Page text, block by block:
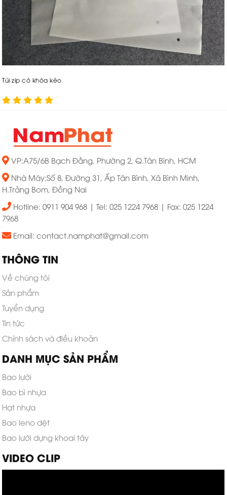
Túi zip có khóa kéo
VP:A75/6B Bạch Đằng, Phường 2, Q.Tân Bình, HCM
Nhà Máy:Số 8, Đường 31, Ấp Tân Bình, Xã Bình Minh,
H.Trảng Bom, Đồng Nai
Hotline: 0911 904 968 | Tel: 025 1224 7968 | Fax: 025 1224
7968
Email: contact.namphat@gmail.com
THÔNG TIN
Về chúng tôi
Sản phẩm
Tuyển dụng
Tin tức
Chính sách và điều khoản
DANH MỤC SẢN PHẨM
Bao lưới
Bao bì nhựa
Hạt nhựa
Bao leno dệt
Bao lưới dựng khoai tây
VIDEO CLIP